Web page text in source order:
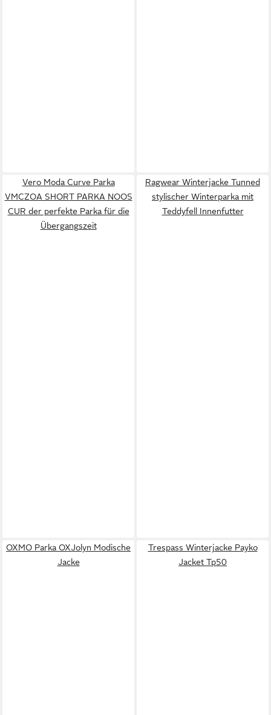
Vero Moda Curve Parka
VMCZOA SHORT PARKA NOOS
CUR der perfekte Parka für die
Übergangszeit
Ragwear Winterjacke Tunned
stylischer Winterparka mit
Teddyfell Innenfutter
OXMO Parka OXJolyn Modische
Jacke
Trespass Winterjacke Payko
Jacket Tp50